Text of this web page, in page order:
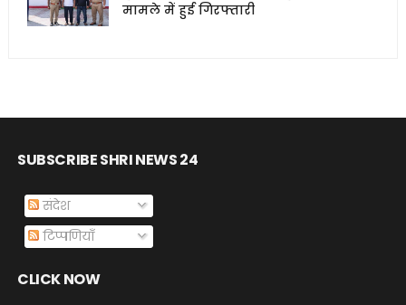
मामले में हुई गिरफ्तारी
SUBSCRIBE SHRI NEWS 24
संदेश
टिप्पणियाँ
CLICK NOW